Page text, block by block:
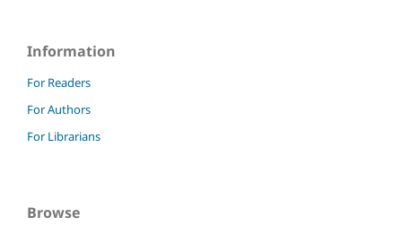
Information
For Readers
For Authors
For Librarians
Browse